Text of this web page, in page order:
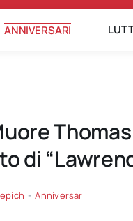
ANNIVERSARI
di
- Anniversari